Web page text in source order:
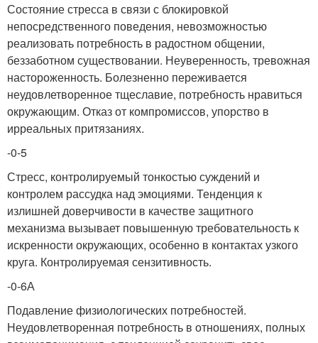
Состояние стресса в связи с блокировкой
непосредственного поведения, невозможностью
реализовать потребность в радостном общении,
беззаботном существовании. Неуверенность, тревожная
настороженность. Болезненно переживается
неудовлетворенное тщеславие, потребность нравиться
окружающим. Отказ от компромиссов, упорство в
ирреальных притязаниях.
-0-5
Стресс, контролируемый тонкостью суждений и
контролем рассудка над эмоциями. Тенденция к
излишней доверчивости в качестве защитного
механизма вызывает повышенную требовательность к
искренности окружающих, особенно в контактах узкого
круга. Контролируемая сензитивность.
-0-6А
Подавление физиологических потребностей.
Неудовлетворенная потребность в отношениях, полных